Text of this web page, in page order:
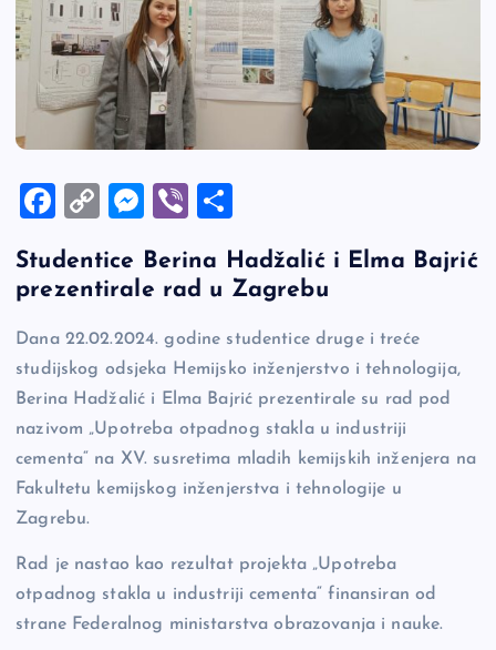
F
c
e
b
o
o
k
C
p
y
Li
n
k
M
se
n
g
er
Vi
er ar
e
Studentice Berina Hadžalić i Elma Bajrić
prezentirale rad u Zagrebu
Dana 22.02.2024. godine studentice druge i treće
studijskog odsjeka Hemijsko inženjerstvo i tehnologija,
Berina Hadžalić i Elma Bajrić prezentirale su rad pod
nazivom „Upotreba otpadnog stakla u industriji
cementa“ na XV. susretima mladih kemijskih inženjera na
Fakultetu kemijskog inženjerstva i tehnologije u
Zagrebu.
Rad je nastao kao rezultat projekta „Upotreba
otpadnog stakla u industriji cementa“ finansiran od
strane Federalnog ministarstva obrazovanja i nauke.